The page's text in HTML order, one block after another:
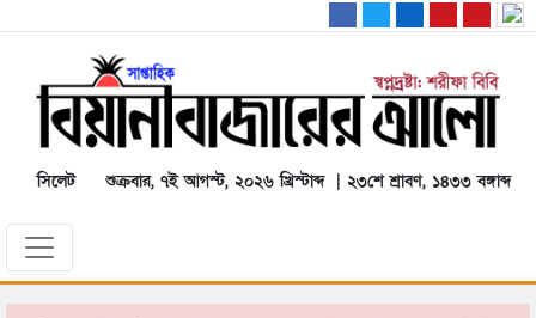
সিলেট শুক্রবার, ৭ই আগস্ট, ২০২৬ খ্রিস্টাব্দ | ২৩শে শ্রাবণ, ১৪৩৩ বঙ্গাব্দ